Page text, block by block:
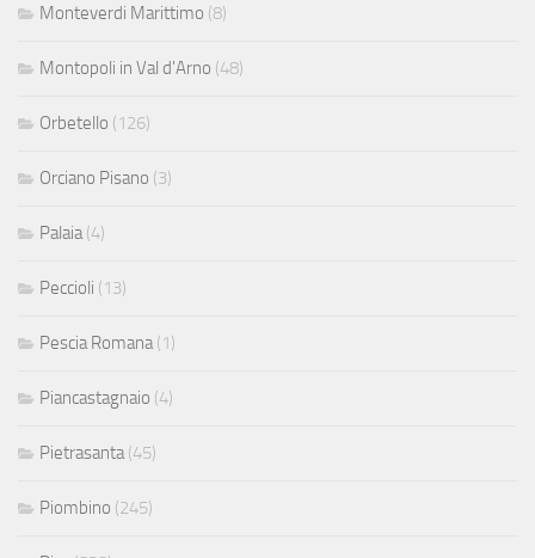
Monteverdi Marittimo (8)
Montopoli in Val d'Arno (48)
Orbetello (126)
Orciano Pisano (3)
Palaia (4)
Peccioli (13)
Pescia Romana (1)
Piancastagnaio (4)
Pietrasanta (45)
Piombino (245)